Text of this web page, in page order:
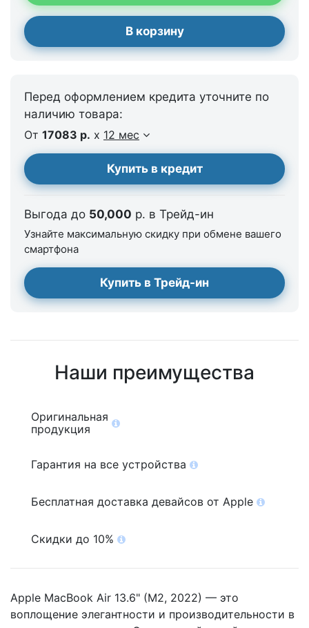
В корзину
Перед оформлением кредита уточните по
наличию товара:
От 17083 р. x 12 мес
Купить в кредит
Выгода до 50,000 р. в Трейд-ин
Узнайте максимальную скидку при обмене вашего
смартфона
Купить в Трейд-ин
Наши преимущества
Оригинальная
продукция
Гарантия на все устройства
Бесплатная доставка девайсов от Apple
Скидки до 10%
Apple MacBook Air 13.6" (M2, 2022) — это
воплощение элегантности и производительности в